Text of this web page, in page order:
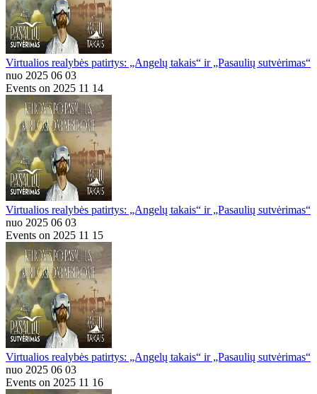
Virtualios realybės patirtys: „Angelų takais“ ir „Pasaulių sutvėrimas“
nuo 2025 06 03
Events on 2025 11 14
Virtualios realybės patirtys: „Angelų takais“ ir „Pasaulių sutvėrimas“
nuo 2025 06 03
Events on 2025 11 15
Virtualios realybės patirtys: „Angelų takais“ ir „Pasaulių sutvėrimas“
nuo 2025 06 03
Events on 2025 11 16